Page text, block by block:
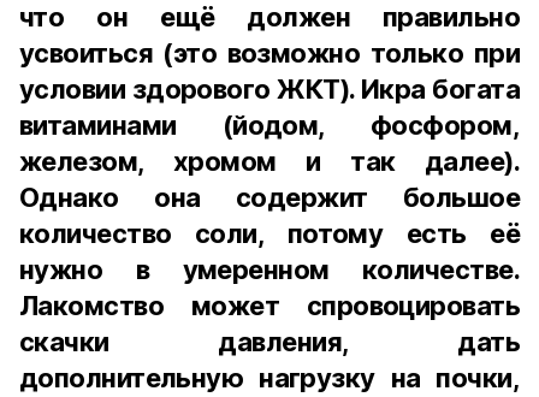
что он ещё должен правильно
усвоиться (это возможно только при
условии здорового ЖКТ). Икра богата
витаминами (йодом, фосфором,
железом, хромом и так далее).
Однако она содержит большое
количество соли, потому есть её
нужно в умеренном количестве.
Лакомство может спровоцировать
скачки давления, дать
дополнительную нагрузку на почки,